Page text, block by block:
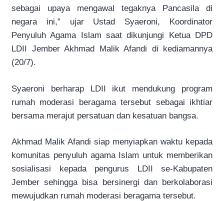
sebagai upaya mengawal tegaknya Pancasila di
negara ini,” ujar Ustad Syaeroni, Koordinator
Penyuluh Agama Islam saat dikunjungi Ketua DPD
LDII Jember Akhmad Malik Afandi di kediamannya
(20/7).
Syaeroni berharap LDII ikut mendukung program
rumah moderasi beragama tersebut sebagai ikhtiar
bersama merajut persatuan dan kesatuan bangsa.
Akhmad Malik Afandi siap menyiapkan waktu kepada
komunitas penyuluh agama Islam untuk memberikan
sosialisasi kepada pengurus LDII se-Kabupaten
Jember sehingga bisa bersinergi dan berkolaborasi
mewujudkan rumah moderasi beragama tersebut.